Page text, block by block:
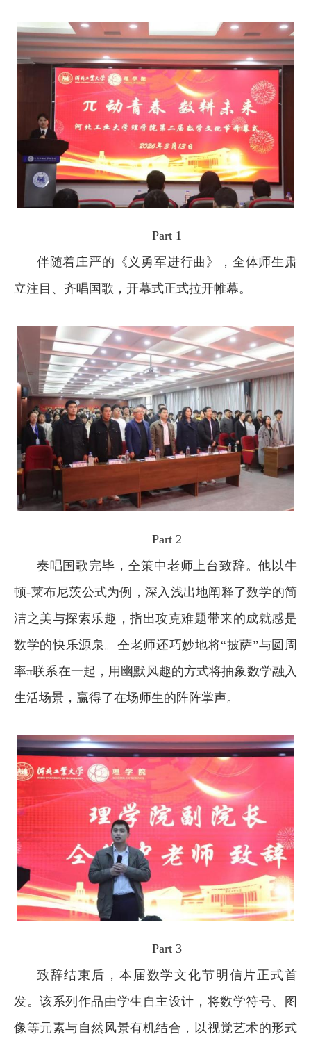
Part 1
伴随着庄严的《义勇军进行曲》，全体师生肃
立注目、齐唱国歌，开幕式正式拉开帷幕。
Part 2
奏唱国歌完毕，仝策中老师上台致辞。他以牛
顿-莱布尼茨公式为例，深入浅出地阐释了数学的简
洁之美与探索乐趣，指出攻克难题带来的成就感是
数学的快乐源泉。仝老师还巧妙地将“披萨”与圆周
率π联系在一起，用幽默风趣的方式将抽象数学融入
生活场景，赢得了在场师生的阵阵掌声。
Part 3
致辞结束后，本届数学文化节明信片正式首
发。该系列作品由学生自主设计，将数学符号、图
像等元素与自然风景有机结合，以视觉艺术的形式